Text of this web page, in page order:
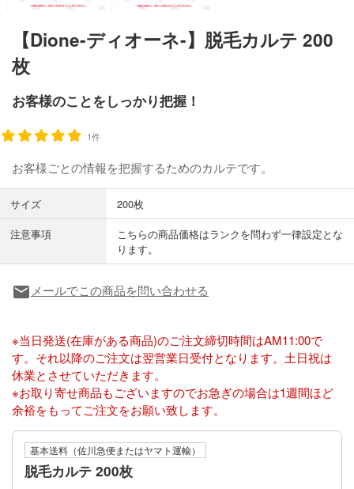
【Dione-ディオーネ-】脱毛カルテ 200
枚
お客様のことをしっかり把握！
1件
お客様ごとの情報を把握するためのカルテです。
サイズ
200枚
注意事項
こちらの商品価格はランクを問わず一律設定とな
ります。
local_post_office メールでこの商品を問い合わせる
※当日発送(在庫がある商品)のご注文締切時間はAM11:00で
す。それ以降のご注文は翌営業日受付となります。土日祝は
休業とさせていただきます。
※お取り寄せ商品もございますのでお急ぎの場合は1週間ほど
余裕をもってご注文をお願い致します。
基本送料（佐川急便またはヤマト運輸）
脱毛カルテ 200枚